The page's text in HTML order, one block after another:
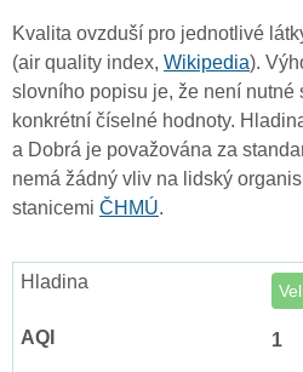
Kvalita ovzduší pro jednotlivé
(air quality index, Wikipedia).
slovního popisu je, že není nutné
konkrétní číselné hodnoty.
a Dobrá je považována za
nemá žádný vliv na lidský
stanicemi ČHMÚ.
1